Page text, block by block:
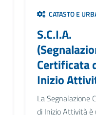
CATASTO E
S.C.I.A.
Certificata
Inizio
La Segnalazione
di Inizio Attività